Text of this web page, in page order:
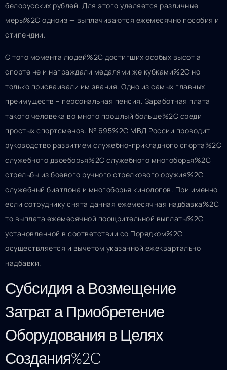
белорусских рублей. Для этого уделяется различные
меры%2C одноиз — выплачиваются ежемесячно пособия и
стипендии.
С того момента людей%2C достигших особых высот а
спорте не и награждали медалями же кубками%2C но
только присваивали им звания. Одно из самых главных
преимуществ – персональная пенсия. Заработная плата
такого человека во много прошлый больше%2C среди
простых спортсменов. № 695%2C МВД России проводит
руководство развитием служебно-прикладного спорта%2C
служебного двоеборья%2C служебного многоборья%2C
стрельбы из боевого ручного стрелкового оружия%2C
служебный биатлона и многоборья кинологов. При именно
если сотруднику снята данная ежемесячная надбавка%2C
то выплата ежемесячной поощрительной выплаты%2C
установленной в соответствии со Порядком%2C
осуществляется и вычетом указанной ежеквартально
надбавки.
Субсидия а Возмещение
Затрат а Приобретение
Оборудования в Целях
Создания%2C